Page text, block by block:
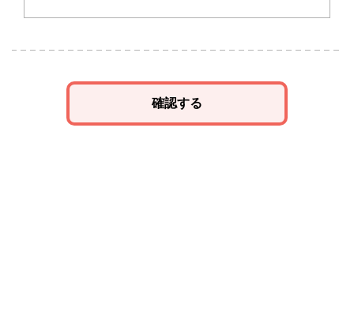
確認する